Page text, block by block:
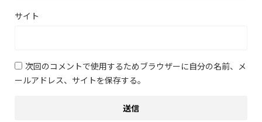
サイト
次回のコメントで使用するためブラウザーに自分の名前、メ
ールアドレス、サイトを保存する。